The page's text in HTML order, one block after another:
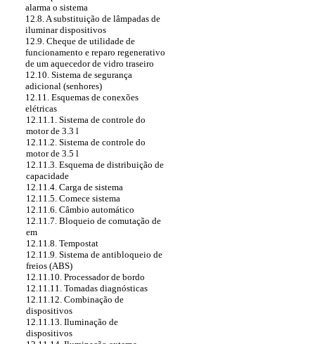
alarma o sistema
12.8. A substituição de lâmpadas de
iluminar dispositivos
12.9. Cheque de utilidade de
funcionamento e reparo regenerativo
de um aquecedor de vidro traseiro
12.10. Sistema de segurança
adicional (senhores)
12.11. Esquemas de conexões
elétricas
12.11.1. Sistema de controle do
motor de 3.3 l
12.11.2. Sistema de controle do
motor de 3.5 l
12.11.3. Esquema de distribuição de
capacidade
12.11.4. Carga de sistema
12.11.5. Comece sistema
12.11.6. Câmbio automático
12.11.7. Bloqueio de comutação de
em
12.11.8. Tempostat
12.11.9. Sistema de antibloqueio de
freios (ABS)
12.11.10. Processador de bordo
12.11.11. Tomadas diagnósticas
12.11.12. Combinação de
dispositivos
12.11.13. Iluminação de
dispositivos